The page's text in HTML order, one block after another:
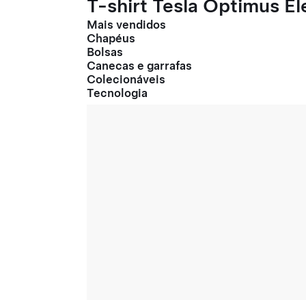
T-shirt Tesla Optimus
Mais vendidos
Chapéus
Bolsas
Canecas e garrafas
Colecionáveis
Tecnologia